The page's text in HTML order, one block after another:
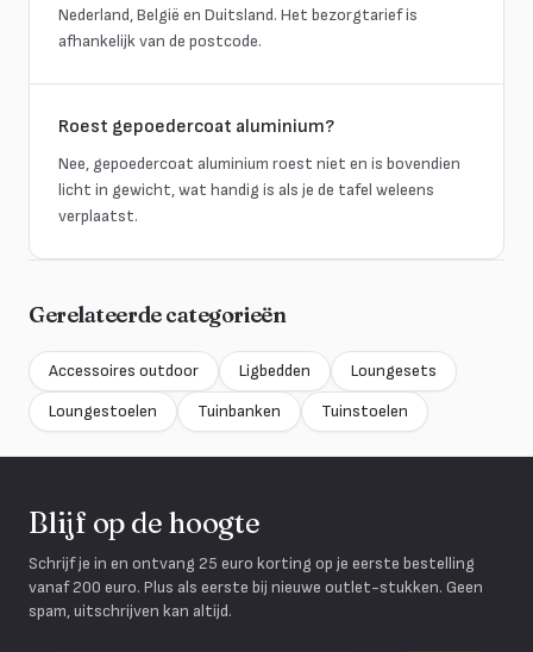
Nederland, België en Duitsland. Het bezorgtarief is
afhankelijk van de postcode.
Roest gepoedercoat aluminium?
Nee, gepoedercoat aluminium roest niet en is bovendien
licht in gewicht, wat handig is als je de tafel weleens
verplaatst.
Gerelateerde categorieën
Accessoires outdoor Ligbedden
Loungesets
Loungestoelen
Tuinbanken Tuinstoelen
Blijf op de hoogte
Schrijf je in en ontvang 25 euro korting op je eerste bestelling
vanaf 200 euro. Plus als eerste bij nieuwe outlet-stukken. Geen
spam, uitschrijven kan altijd.